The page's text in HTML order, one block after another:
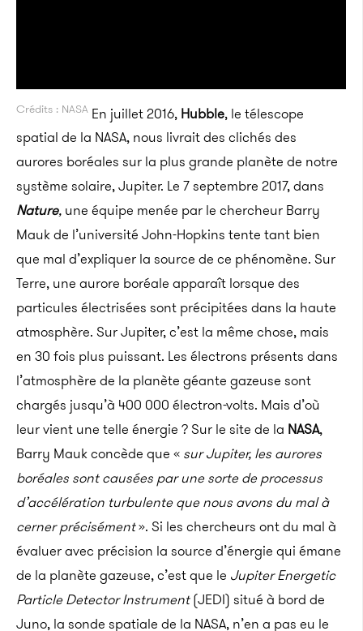
Crédits : NASA En juillet 2016, Hubble, le télescope
spatial de la NASA, nous livrait des clichés des
aurores boréales sur la plus grande planète de notre
système solaire, Jupiter. Le 7 septembre 2017, dans
Nature, une équipe menée par le chercheur Barry
Mauk de l’université John-Hopkins tente tant bien
que mal d’expliquer la source de ce phénomène. Sur
Terre, une aurore boréale apparaît lorsque des
particules électrisées sont précipitées dans la haute
atmosphère. Sur Jupiter, c’est la même chose, mais
en 30 fois plus puissant. Les électrons présents dans
l’atmosphère de la planète géante gazeuse sont
chargés jusqu’à 400 000 électron-volts. Mais d’où
leur vient une telle énergie ? Sur le site de la NASA,
Barry Mauk concède que « sur Jupiter, les aurores
boréales sont causées par une sorte de processus
d’accélération turbulente que nous avons du mal à
cerner précisément». Si les chercheurs ont du mal à
évaluer avec précision la source d’énergie qui émane
de la planète gazeuse, c’est que le Jupiter Energetic
Particle Detector Instrument(JEDI) situé à bord de
Juno, la sonde spatiale de la NASA, n’en a pas eu le